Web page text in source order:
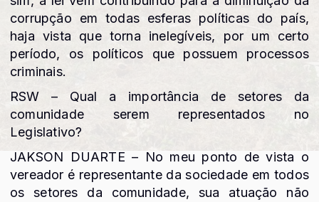
corrupção em todas esferas políticas do país,
haja vista que torna inelegíveis, por um certo
período, os políticos que possuem processos
criminais.
RSW – Qual a importância de setores da
comunidade serem representados no
Legislativo?
JAKSON DUARTE – No meu ponto de vista o
vereador é representante da sociedade em todos
os setores da comunidade, sua atuação não